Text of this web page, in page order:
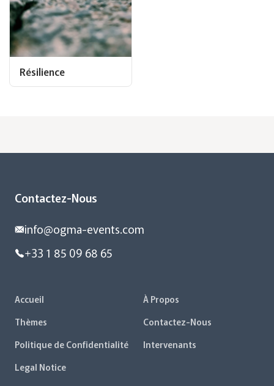
Résilience
Contactez-Nous
info@ogma-events.com
+33 1 85 09 68 65
Accueil
À Propos
Thèmes
Contactez-Nous
Politique de Confidentialité
Intervenants
Legal Notice